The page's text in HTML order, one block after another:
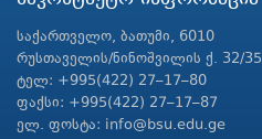
საქართველო, ბათუმი, 6010
რუსთაველის/ნინოშვილის ქ. 32/35
ტელ: +995(422) 27–17–80
ფაქსი: +995(422) 27–17–87
ელ. ფოსტა: info@bsu.edu.ge